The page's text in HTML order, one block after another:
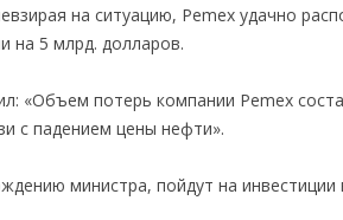
на ситуацию, Pemex удачно
на 5 млрд. долларов.
«Объем потерь компании Pemex
с падением цены нефти».
министра, пойдут на